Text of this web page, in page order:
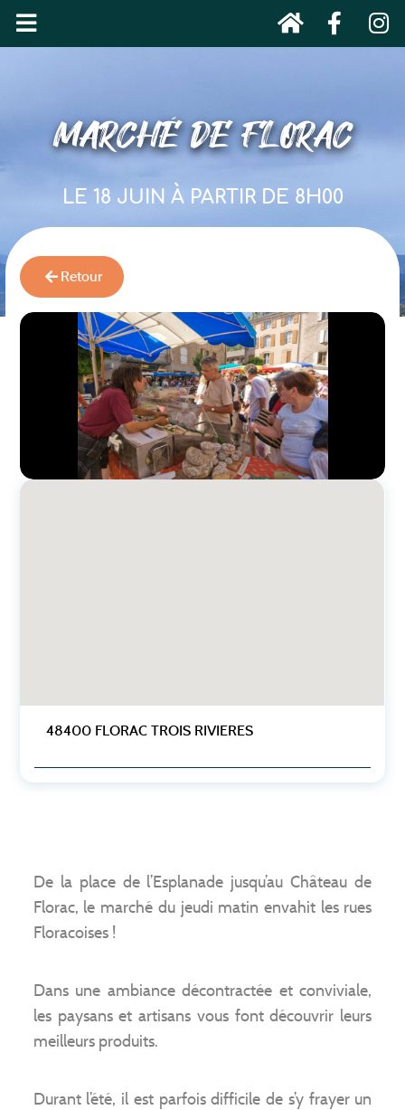
MARCHÉ DE FLORAC
LE 18 JUIN À PARTIR DE 8H00
Retour
48400 FLORAC TROIS RIVIERES
De la place de l’Esplanade jusqu’au Château de
Florac, le marché du jeudi matin envahit les rues
Floracoises !
Dans une ambiance décontractée et conviviale,
les paysans et artisans vous font découvrir leurs
meilleurs produits.
Durant l’été, il est parfois difficile de s’y frayer un